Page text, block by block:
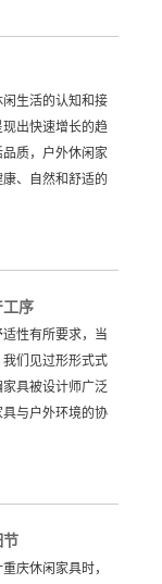
生活的认知和接
出快速增长的趋
质，户外休闲家
、自然和舒适的
工序
性有所要求，当
们见过形形式式
具被设计师广泛
与户外环境的协
节
庆休闲家具时，